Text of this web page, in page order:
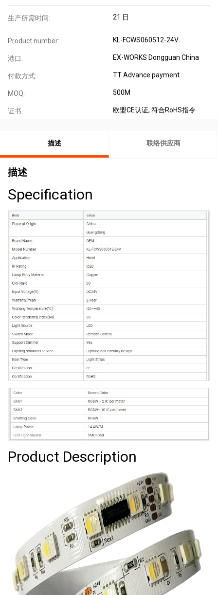
生产所需时间: 21 日
Product number: KL-FCWS060512-24V
港口: EX-WORKS Dongguan China
付款方式: TT Advance payment
MOQ: 500M
证书: 欧盟CE认证, 符合RoHS指令
描述 联络供应商
描述
Specification
Product Description